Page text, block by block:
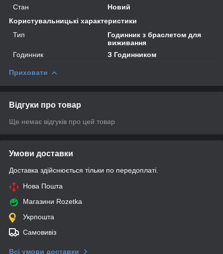
Стан
Новий
Користувальницькі характеристики
Тип
Годинник з браслетом для
виживання
Годинник
З Годинником
Приховати
Відгуки про товар
Ще немає відгуків про цей товар
Умови доставки
Доставка здійснюється тільки по передоплаті.
Нова Пошта
Магазини Rozetka
Укрпошта
Самовивіз
Всі умови доставки